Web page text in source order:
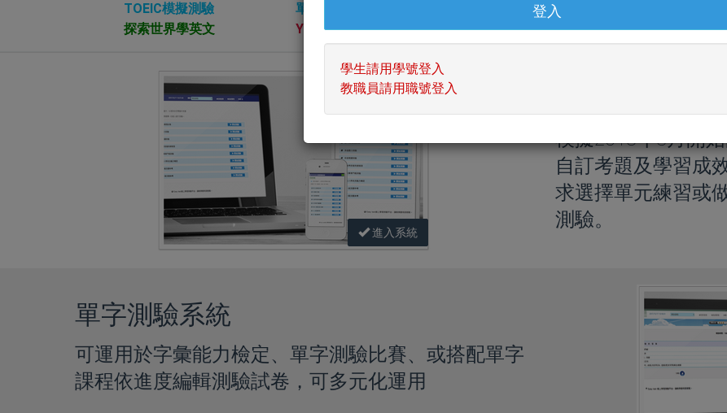
TOEIC模擬測驗 單字測驗系統 TOEIC普及模考
探索世界學英文
YouTube頻道 英文電子書
進入系統
模擬2018年3月開
自訂考題及學習成
求選擇單元練習或
測驗。
單字測驗系統
可運用於字彙能力檢定、單字測驗比賽、或搭配單字
課程依進度編輯測驗試卷，可多元化運用
學生請用學號登入
教職員請用職號登入